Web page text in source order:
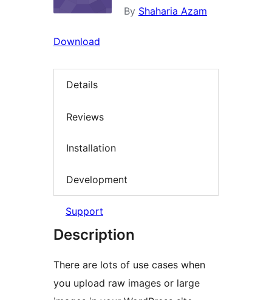
By Shaharia Azam
Download
Details
Reviews
Installation
Development
Support
Description
There are lots of use cases when
you upload raw images or large